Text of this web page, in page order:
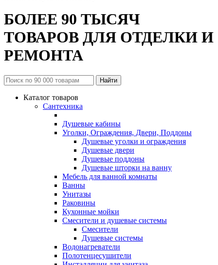
БОЛЕЕ 90 ТЫСЯЧ
ТОВАРОВ ДЛЯ ОТДЕЛКИ И
РЕМОНТА
Каталог товаров
Сантехника
Душевые кабины
Уголки, Ограждения, Двери, Поддоны
Душевые уголки и ограждения
Душевые двери
Душевые поддоны
Душевые шторки на ванну
Мебель для ванной комнаты
Ванны
Унитазы
Раковины
Кухонные мойки
Смесители и душевые системы
Смесители
Душевые системы
Водонагреватели
Полотенцесушители